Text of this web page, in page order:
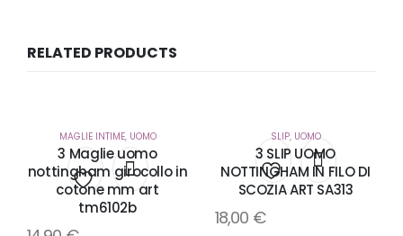
RELATED PRODUCTS
Aggiungi
MAGLIE INTIME, UOMO
3 Maglie uomo
nottingham girocollo in
cotone mm art
tm6102b
Aggiungi
SLIP, UOMO
3 SLIP UOMO
NOTTINGHAM IN FILO DI
SCOZIA ART SA313
18,00 €